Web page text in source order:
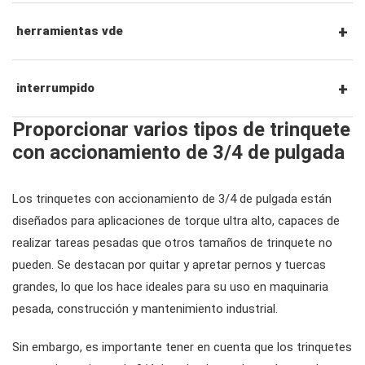
destornilladores de precisión
alicates de precisión
alicates de bloqueo
alicates para anillos de seguridad
llave para tubos y alicates para bombas de
agua
cortadores, abrazaderas, etc.
herramientas para golpear y hacer palanca
herramientas para interior y carrocería
debajo de las herramientas del auto
herramientas de fluidos y lubricación
estación de herramientas
carros de herramientas
cofres de herramientas
carros de herramientas
accesorios de almacenamiento
herramientas vde
destornilladores vde
llaves hexagonales vde
alicates, cortadores, abrazaderas vde
herramientas de servicio general vde
interrumpido
#juegos de herramientas
#llaves
#llaves combinadas
#llaves de trinquete combinadas
#enchufes
Proporcionar varios tipos de trinquete
con accionamiento de 3/4 de pulgada
Los trinquetes con accionamiento de 3/4 de pulgada están
diseñados para aplicaciones de torque ultra alto, capaces de
realizar tareas pesadas que otros tamaños de trinquete no
pueden. Se destacan por quitar y apretar pernos y tuercas
grandes, lo que los hace ideales para su uso en maquinaria
pesada, construcción y mantenimiento industrial.
Sin embargo, es importante tener en cuenta que los trinquetes